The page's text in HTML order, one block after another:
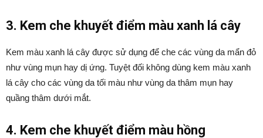
3. Kem che khuyết điểm màu xanh lá cây
Kem màu xanh lá cây được sử dụng để che các vùng da mẩn đỏ
như vùng mụn hay dị ứng. Tuyệt đối không dùng kem màu xanh
lá cây cho các vùng da tối màu như vùng da thâm mụn hay
quầng thâm dưới mắt.
4. Kem che khuyết điểm màu hồng